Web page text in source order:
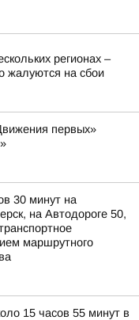
регионах –
жалуются на сбои
первых»
30 минут на
на Автодороге 50,
маршрутного
15 часов 55 минут в